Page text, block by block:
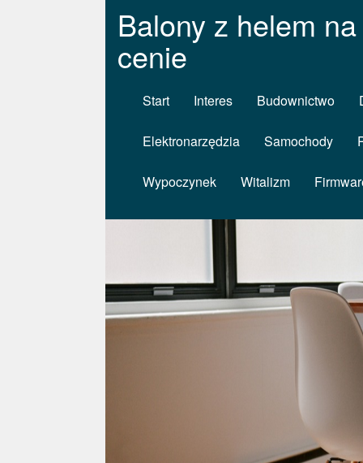
Balony z helem
cenie
Start Interes Budownictwo
Elektronarzędzia Samochody
Wypoczynek Witalizm